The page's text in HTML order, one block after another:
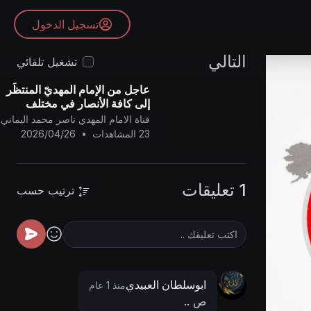
تسجيل الدخول
التالي
تشغيل تلقائي
عاجل من الإمام المهديّ المنتظَر
إلى كافة الأنصار في مختلف
الأقطار..
قناة الامام المهدي ناصر محمد اليماني
23 المشاهدات
•
2026/04/26
1 تعليقات ترتيب حسب
ابوسلطان العبيديمنذ 1 عام
ص ..